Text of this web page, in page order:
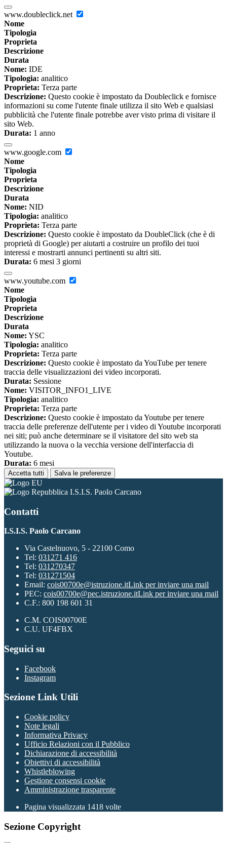
www.doubleclick.net
Nome
Tipologia
Proprieta
Descrizione
Durata
Nome: IDE
Tipologia: analitico
Proprieta: Terza parte
Descrizione: Questo cookie è impostato da Doubleclick e fornisce
informazioni su come l'utente finale utilizza il sito Web e qualsiasi
pubblicità che l'utente finale potrebbe aver visto prima di visitare il
sito Web.
Durata: 1 anno
www.google.com
Nome
Tipologia
Proprieta
Descrizione
Durata
Nome: NID
Tipologia: analitico
Proprieta: Terza parte
Descrizione: Questo cookie è impostato da DoubleClick (che è di
proprietà di Google) per aiutarti a costruire un profilo dei tuoi
interessi e mostrarti annunci pertinenti su altri siti.
Durata: 6 mesi 3 giorni
www.youtube.com
Nome
Tipologia
Proprieta
Descrizione
Durata
Nome: YSC
Tipologia: analitico
Proprieta: Terza parte
Descrizione: Questo cookie è impostato da YouTube per tenere
traccia delle visualizzazioni dei video incorporati.
Durata: Sessione
Nome: VISITOR_INFO1_LIVE
Tipologia: analitico
Proprieta: Terza parte
Descrizione: Questo cookie è impostato da Youtube per tenere
traccia delle preferenze dell'utente per i video di Youtube incorporati
nei siti; può anche determinare se il visitatore del sito web sta
utilizzando la nuova o la vecchia versione dell'interfaccia di
Youtube.
Durata: 6 mesi
Accetta tutti Salva le preferenze
I.S.I.S. Paolo Carcano
Contatti
I.S.I.S. Paolo Carcano
Via Castelnuovo, 5 - 22100 Como
Tel: 031271 416
Tel: 031270347
Tel: 031271504
Email: cois00700e@istruzione.itLink per inviare una mail
PEC: cois00700e@pec.istruzione.itLink per inviare una mail
C.F.: 800 198 601 31
C.M. COIS00700E
C.U. UF4FBX
Seguici su
Facebook
Instagram
Sezione Link Utili
Cookie policy
Note legali
Informativa Privacy
Ufficio Relazioni con il Pubblico
Dichiarazione di accessibilità
Obiettivi di accessibilità
Whistleblowing
Gestione consensi cookie
Amministrazione trasparente
Pagina visualizzata 1418 volte
Sezione Copyright